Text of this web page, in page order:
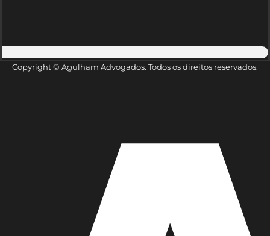
Copyright © Agulham Advogados. Todos os direitos reservados.